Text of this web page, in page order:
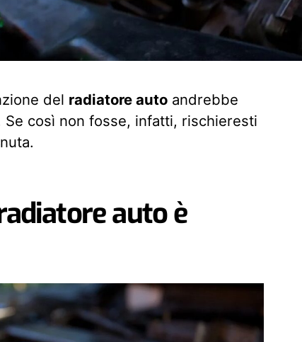
del radiatore auto andrebbe
così non fosse, infatti, rischieresti
auto è